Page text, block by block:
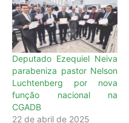
Deputado Ezequiel Neiva
parabeniza pastor Nelson
Luchtenberg por nova
função nacional na
CGADB
22 de abril de 2025